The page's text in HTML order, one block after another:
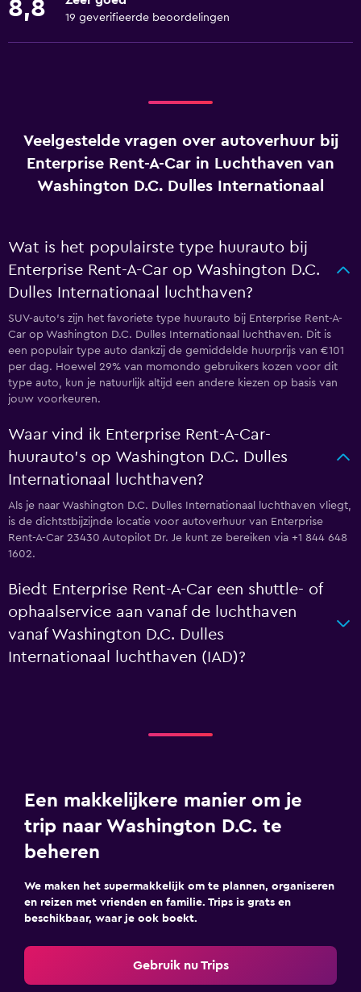
8,8 19 geverifieerde beoordelingen
Veelgestelde vragen over autoverhuur bij
Enterprise Rent-A-Car in Luchthaven van
Washington D.C. Dulles Internationaal
Wat is het populairste type huurauto bij
Enterprise Rent-A-Car op Washington D.C.
Dulles Internationaal luchthaven?
SUV-auto's zijn het favoriete type huurauto bij Enterprise Rent-A-
Car op Washington D.C. Dulles Internationaal luchthaven. Dit is
een populair type auto dankzij de gemiddelde huurprijs van €101
per dag. Hoewel 29% van momondo gebruikers kozen voor dit
type auto, kun je natuurlijk altijd een andere kiezen op basis van
jouw voorkeuren.
Waar vind ik Enterprise Rent-A-Car-
huurauto's op Washington D.C. Dulles
Internationaal luchthaven?
Als je naar Washington D.C. Dulles Internationaal luchthaven vliegt,
is de dichtstbijzijnde locatie voor autoverhuur van Enterprise
Rent-A-Car 23430 Autopilot Dr. Je kunt ze bereiken via +1 844 648
1602.
Biedt Enterprise Rent-A-Car een shuttle- of
ophaalservice aan vanaf de luchthaven
vanaf Washington D.C. Dulles
Internationaal luchthaven (IAD)?
Een makkelijkere manier om je
trip naar Washington D.C. te
beheren
We maken het supermakkelijk om te plannen, organiseren
en reizen met vrienden en familie. Trips is grats en
beschikbaar, waar je ook boekt.
Gebruik nu Trips